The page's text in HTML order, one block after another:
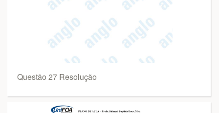
Questão 27 Resolução